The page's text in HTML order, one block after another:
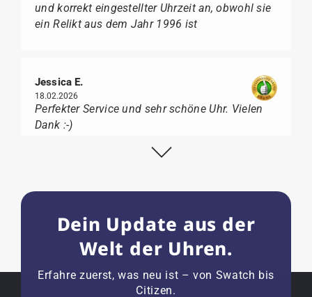
und korrekt eingestellter Uhrzeit an, obwohl sie
ein Relikt aus dem Jahr 1996 ist
Jessica E.
18.02.2026
Perfekter Service und sehr schöne Uhr. Vielen
Dank :-)
To find a new in the box watch from 2003 is
really a time capsule! Very satisfied to find such
a great shop! Thank you!
Dein Update aus der
Welt der Uhren.
Erfahre zuerst, was neu ist – von Swatch bis
Citizen.